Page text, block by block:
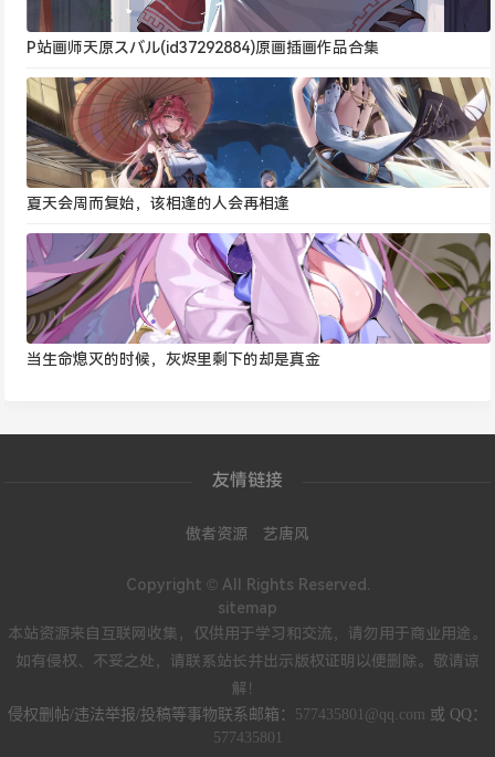
P站画师天原スバル(id37292884)原画插画作品合集
夏天会周而复始，该相逢的人会再相逢
当生命熄灭的时候，灰烬里剩下的却是真金
友情链接
傲者资源 艺唐风
Copyright © All Rights Reserved.
sitemap
本站资源来自互联网收集，仅供用于学习和交流，请勿用于商业用途。
如有侵权、不妥之处，请联系站长并出示版权证明以便删除。敬请谅
解！
侵权删帖/违法举报/投稿等事物联系邮箱： 577435801@qq.com 或 QQ：
577435801